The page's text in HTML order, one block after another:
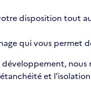
disposition tout
qui vous permet
et